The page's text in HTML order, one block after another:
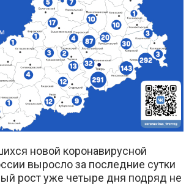
новой коронавирусной
выросло за последние сутки
рост уже четыре дня подряд не